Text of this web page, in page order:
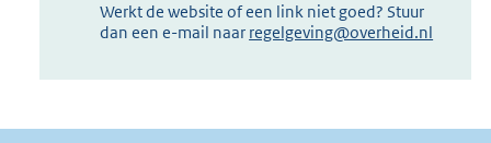
Werkt de website of een link niet goed? Stuur
dan een e-mail naar regelgeving@overheid.nl